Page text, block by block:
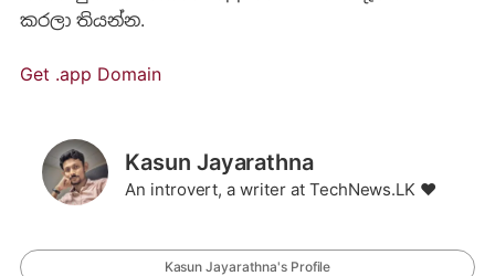
කරලා තියන්න.
Get .app Domain
Kasun Jayarathna
An introvert, a writer at TechNews.LK ❤️
Kasun Jayarathna's Profile